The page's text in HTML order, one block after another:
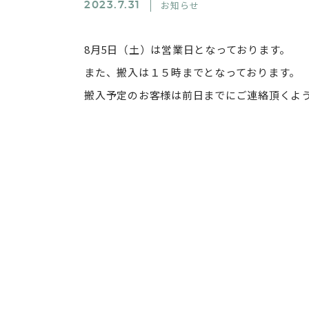
2023.7.31 お知らせ
8月5日（土）は営業日となっております。
また、搬入は１５時までとなっております。
搬入予定のお客様は前日までにご連絡頂くよ